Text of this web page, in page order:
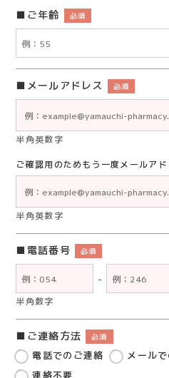
ご年齢 必須
メールアドレス 必須
半角英数字
ご確認用のためもう一度メールア
半角英数字
電話番号 必須
-
半角数字
ご連絡方法 必須
電話でのご連絡 メール
連絡不要